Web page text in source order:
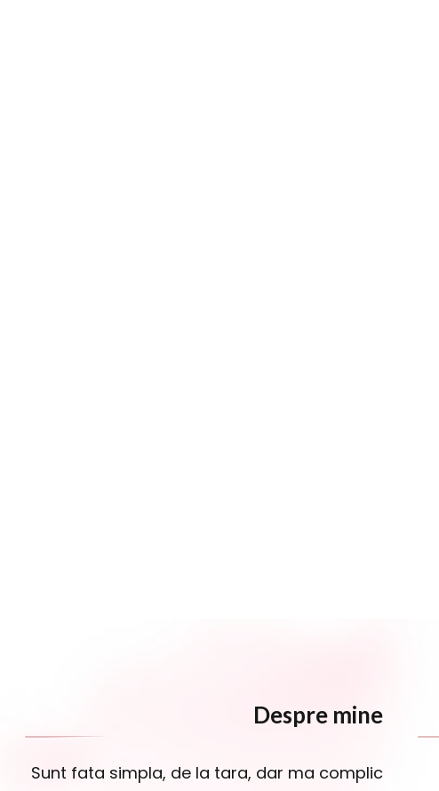
Despre mine
Sunt fata simpla, de la tara, dar ma complic